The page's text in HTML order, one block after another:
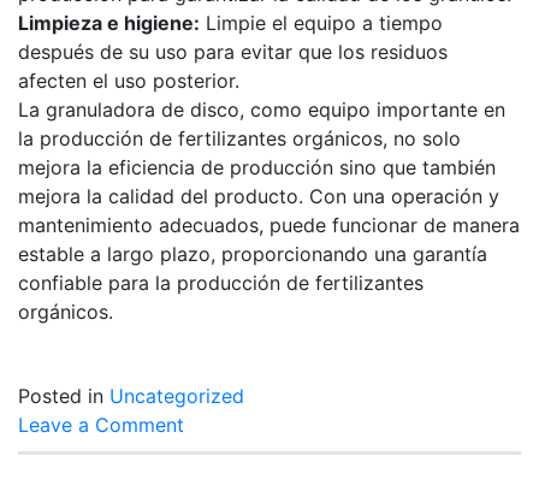
Limpieza e higiene: Limpie el equipo a tiempo
después de su uso para evitar que los residuos
afecten el uso posterior.
La granuladora de disco, como equipo importante en
la producción de fertilizantes orgánicos, no solo
mejora la eficiencia de producción sino que también
mejora la calidad del producto. Con una operación y
mantenimiento adecuados, puede funcionar de manera
estable a largo plazo, proporcionando una garantía
confiable para la producción de fertilizantes
orgánicos.
Posted in Uncategorized
Leave a Comment
Granuladora